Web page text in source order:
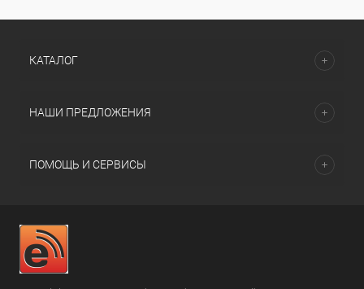
КАТАЛОГ
НАШИ ПРЕДЛОЖЕНИЯ
ПОМОЩЬ И СЕРВИСЫ